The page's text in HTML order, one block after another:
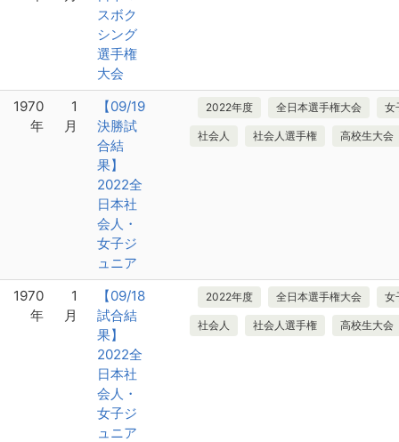
スボク
シング
選手権
大会
1970
年
1
月
【09/19
決勝試
合結
果】
2022全
日本社
会人・
女子ジ
ュニア
2022年度 全日本選手権大会 女
社会人 社会人選手権 高校生大会
1970
年
1
月
【09/18
試合結
果】
2022全
日本社
会人・
女子ジ
ュニア
2022年度 全日本選手権大会 女
社会人 社会人選手権 高校生大会